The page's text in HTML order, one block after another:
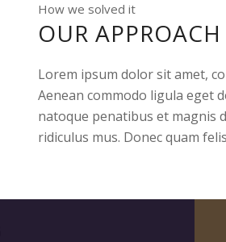
How we solved it
OUR APPROACH
Lorem ipsum dolor sit amet,
Aenean commodo ligula eget
natoque penatibus et magnis
ridiculus mus. Donec quam